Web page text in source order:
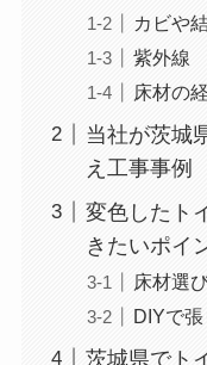
カビや
紫外線
床材の
当社が茨城
え工事事例
変色したト
きたいポイ
床材選
DIYで
茨城県でト